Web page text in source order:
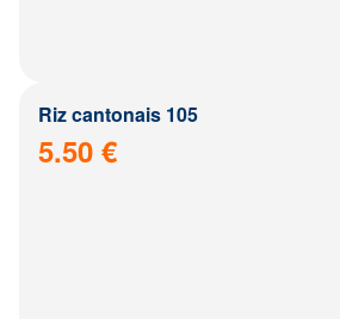
Riz cantonais 105
5.50 €